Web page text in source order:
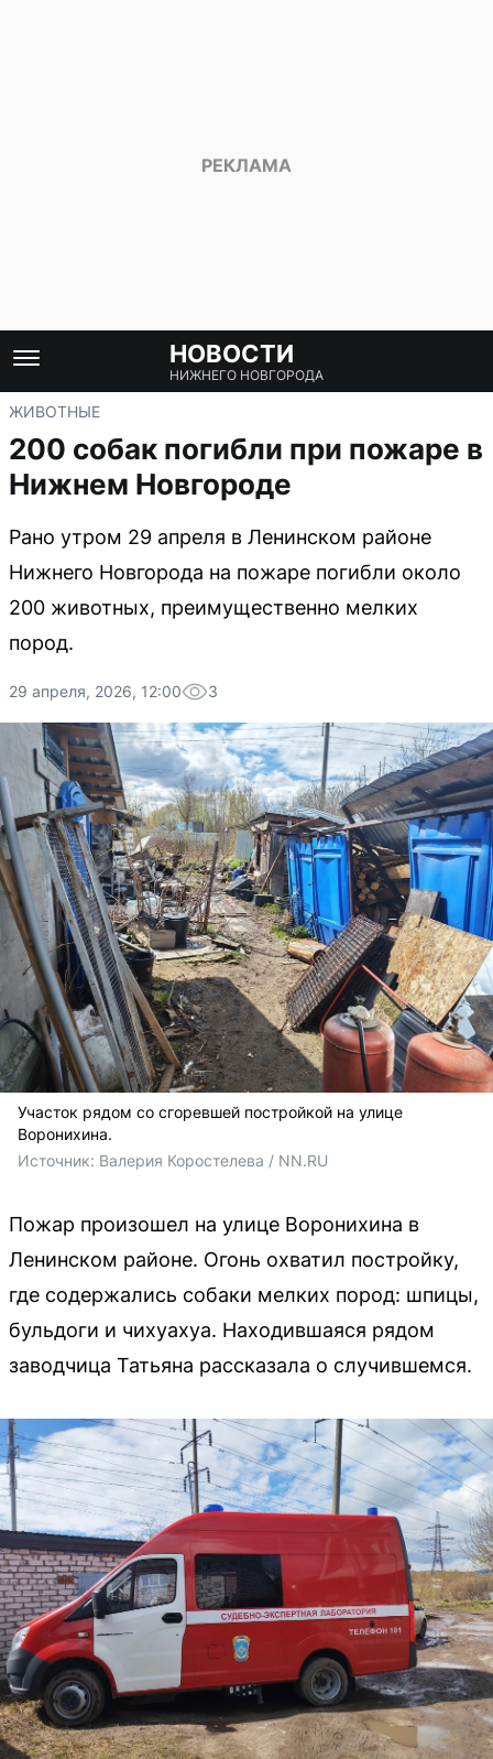
НОВОСТИ
НИЖНЕГО НОВГОРОДА
ЖИВОТНЫЕ
200 собак погибли при пожаре в
Нижнем Новгороде
Рано утром 29 апреля в Ленинском районе
Нижнего Новгорода на пожаре погибли около
200 животных, преимущественно мелких
пород.
29 апреля, 2026, 12:00 3
Участок рядом со сгоревшей постройкой на улице
Воронихина.
Источник: Валерия Коростелева / NN.RU
Пожар произошел на улице Воронихина в
Ленинском районе. Огонь охватил постройку,
где содержались собаки мелких пород: шпицы,
бульдоги и чихуахуа. Находившаяся рядом
заводчица Татьяна рассказала о случившемся.